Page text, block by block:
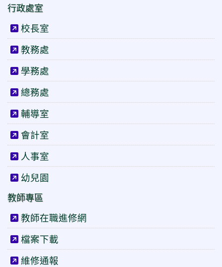
行政處室
校長室
教務處
學務處
總務處
輔導室
會計室
人事室
幼兒園
教師專區
教師在職進修網
檔案下載
維修通報